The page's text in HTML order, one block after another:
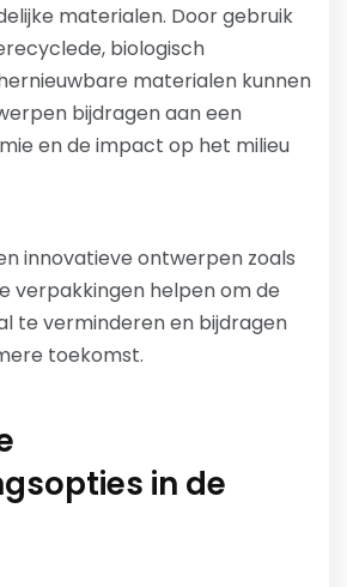
materialen. Door gebruik
biologisch
materialen kunnen
bijdragen aan een
en de impact op het milieu
innovatieve ontwerpen zoals
verpakkingen helpen om de
te verminderen en bijdragen
toekomst.
in de